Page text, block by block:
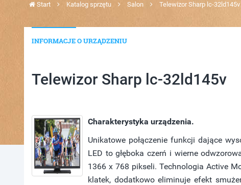
Start Katalog sprzętu Salon Telewizor Sharp lc-32ld145v
INFORMACJE O URZĄDZENIU
Telewizor Sharp lc-32ld145v
Charakterystyka urządzenia.
Unikatowe połączenie funkcji dające
LED to głęboka czerń i wierne
1366 x 768 pikseli. Technologia Active
klatek, dodatkowo eliminuje efekt